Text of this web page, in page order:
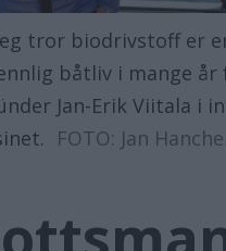
Jeg tror biodrivstoff er
båtliv i mange år
Jan-Erik Viitala i
FOTO: Jan